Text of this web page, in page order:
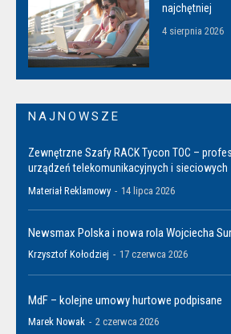
najchętniej
4 sierpnia 2026
NAJNOWSZE
Zewnętrzne Szafy RACK Tycon TOC –
urządzeń telekomunikacyjnych i sieciowych
Materiał Reklamowy - 14 lipca 2026
Newsmax Polska i nowa rola Wojciecha
Krzysztof Kołodziej - 17 czerwca 2026
MdF – kolejne umowy hurtowe podpisane
Marek Nowak - 2 czerwca 2026